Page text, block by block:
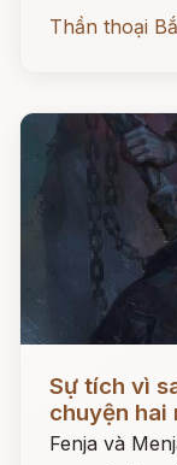
Thần thoại
Sự tích vì
chuyện hai
Fenja và